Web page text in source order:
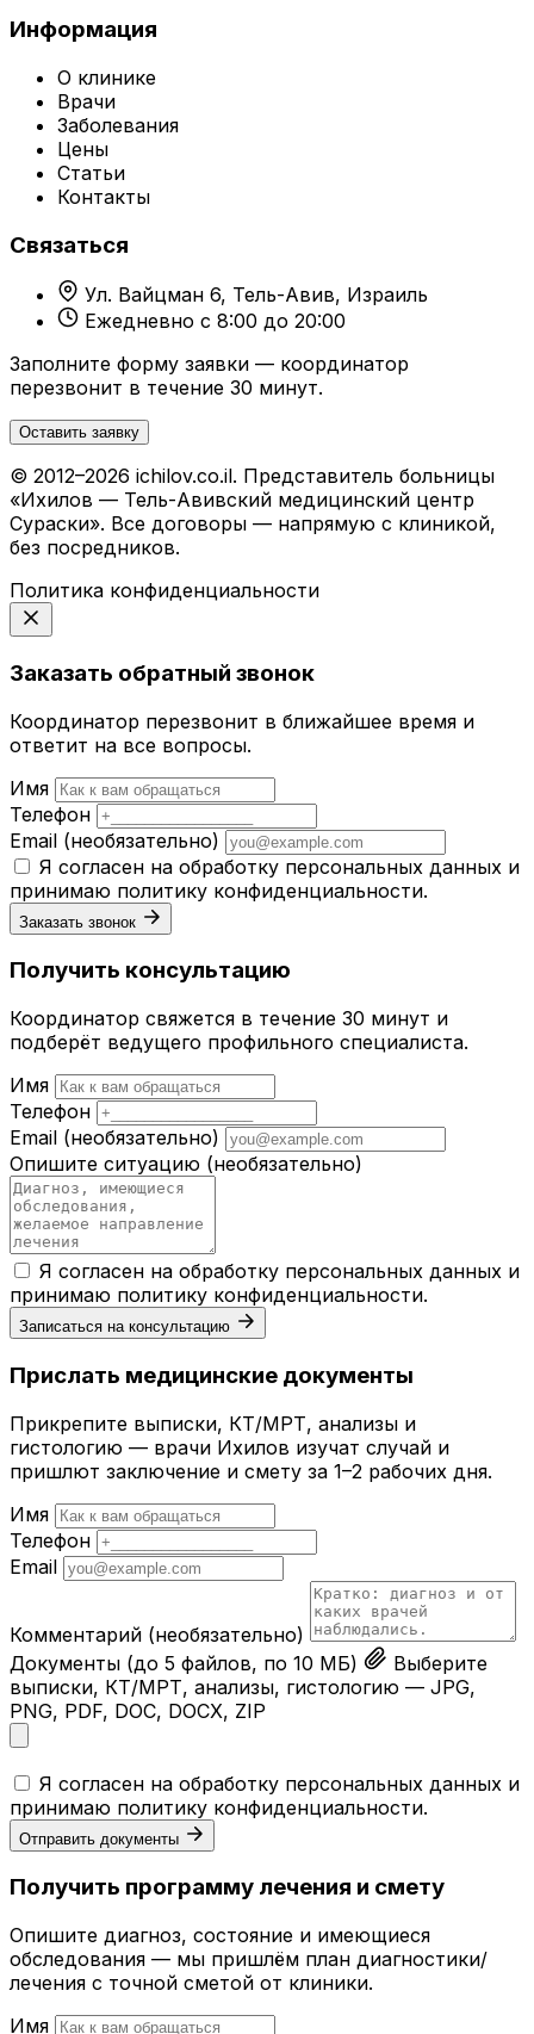
Информация
О клинике
Врачи
Заболевания
Цены
Статьи
Контакты
Связаться
Ул. Вайцман 6, Тель-Авив, Израиль
Ежедневно с 8:00 до 20:00
Заполните форму заявки — координатор
перезвонит в течение 30 минут.
Оставить заявку
© 2012–2026 ichilov.co.il. Представитель больницы
«Ихилов — Тель-Авивский медицинский центр
Сураски». Все договоры — напрямую с клиникой,
без посредников.
Политика конфиденциальности
Заказать обратный звонок
Координатор перезвонит в ближайшее время и
ответит на все вопросы.
Имя
Телефон
Email (необязательно)
Я согласен на обработку персональных данных и
принимаю политику конфиденциальности.
Заказать звонок
Получить консультацию
Координатор свяжется в течение 30 минут и
подберёт ведущего профильного специалиста.
Имя
Телефон
Email (необязательно)
Опишите ситуацию (необязательно)
Я согласен на обработку персональных данных и
принимаю политику конфиденциальности.
Записаться на консультацию
Прислать медицинские документы
Прикрепите выписки, КТ/МРТ, анализы и
гистологию — врачи Ихилов изучат случай и
пришлют заключение и смету за 1–2 рабочих дня.
Имя
Телефон
Email
Комментарий (необязательно)
Документы (до 5 файлов, по 10 МБ)
Выберите
выписки, КТ/МРТ, анализы, гистологию — JPG,
PNG, PDF, DOC, DOCX, ZIP
Я согласен на обработку персональных данных и
принимаю политику конфиденциальности.
Отправить документы
Получить программу лечения и смету
Опишите диагноз, состояние и имеющиеся
обследования — мы пришлём план диагностики/
лечения с точной сметой от клиники.
Имя